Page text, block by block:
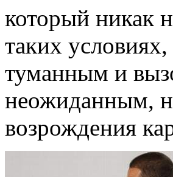
который никак
таких
туманным и
неожиданным,
возрождения